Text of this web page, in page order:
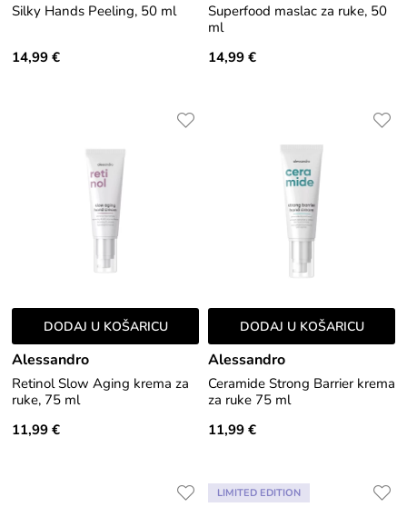
Silky Hands Peeling, 50 ml
14,99 €
Superfood maslac za ruke, 50
ml
14,99 €
DODAJ U KOŠARICU
Alessandro
Retinol Slow Aging krema za
ruke, 75 ml
11,99 €
DODAJ U KOŠARICU
Alessandro
Ceramide Strong Barrier krema
za ruke 75 ml
11,99 €
LIMITED EDITION